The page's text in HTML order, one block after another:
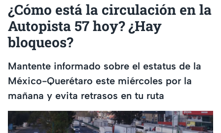
¿Cómo está la circulación en la
Autopista 57 hoy? ¿Hay
bloqueos?
Mantente informado sobre el estatus de la
México-Querétaro este miércoles por la
mañana y evita retrasos en tu ruta